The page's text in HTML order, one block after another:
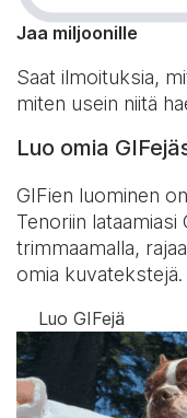
Jaa miljoonille
Saat ilmoituksia,
miten usein niitä
Luo omia
GIFien luominen
Tenoriin
trimmaamalla,
omia kuvatekstejä.
Luo GIFejä